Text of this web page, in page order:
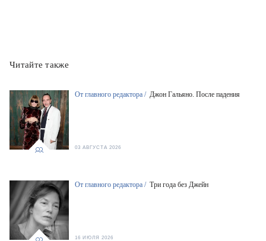
Читайте также
От главного редактора / Джон Гальяно. После падения
03 АВГУСТА 2026
От главного редактора / Три года без Джейн
16 ИЮЛЯ 2026